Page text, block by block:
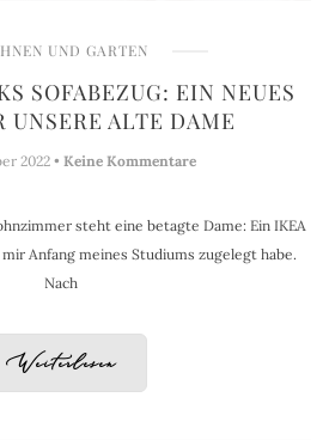
UND GARTEN
SOFABEZUG: EIN NEUES
UNSERE ALTE DAME
2022 • Keine Kommentare
steht eine betagte Dame: Ein IKEA
Anfang meines Studiums zugelegt habe.
Nach
Weiterlesen